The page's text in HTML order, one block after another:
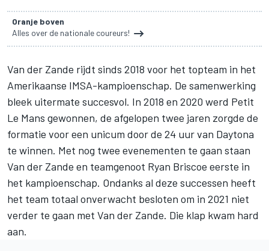
Oranje boven
Alles over de nationale coureurs!
Van der Zande rijdt sinds 2018 voor het topteam in het
Amerikaanse IMSA-kampioenschap. De samenwerking
bleek uitermate succesvol. In 2018 en 2020 werd Petit
Le Mans gewonnen, de afgelopen twee jaren zorgde de
formatie voor een unicum door de 24 uur van Daytona
te winnen. Met nog twee evenementen te gaan staan
Van der Zande en teamgenoot Ryan Briscoe eerste in
het kampioenschap. Ondanks al deze successen heeft
het team totaal onverwacht besloten om in 2021 niet
verder te gaan met Van der Zande. Die klap kwam hard
aan.